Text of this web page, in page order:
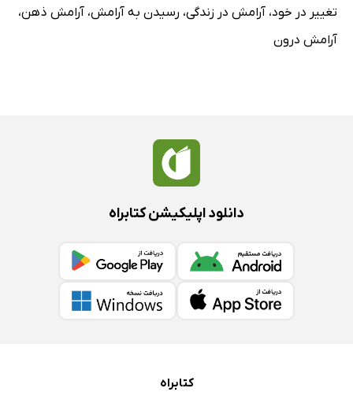
تغییر در خود، آرامش در زندگی، رسیدن به آرامش، آرامش ذهن،
آرامش درون
دانلود اپلیکیشن کتابراه
کتابراه